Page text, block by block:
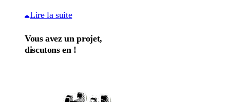
Lire la suite
Vous avez un projet,
discutons en !